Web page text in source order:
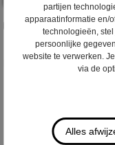
Ik wens de
Door dit formulier te
privacy statement.
partijen
apparaatinformatie en/
technologieën,
persoonlijke
website te verwerken.
via de
Alles